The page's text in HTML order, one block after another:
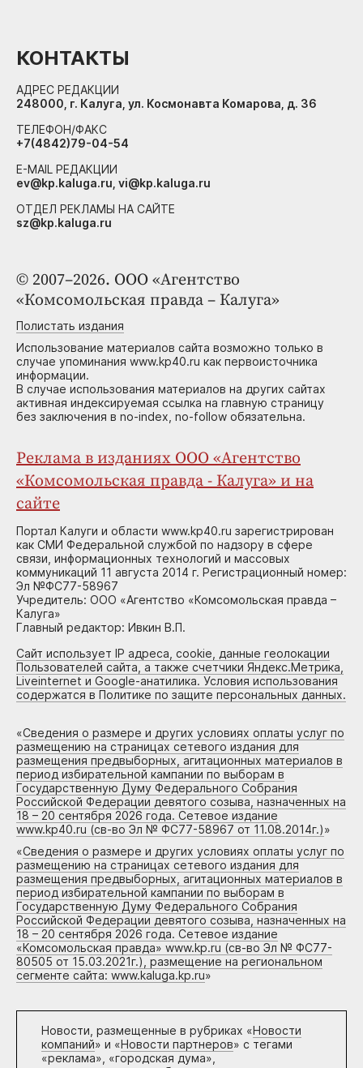
© 2007–2026. ООО «Агентство
«Комсомольская правда – Калуга»
Полистать издания
Использование материалов сайта возможно только в
случае упоминания www.kp40.ru как первоисточника
информации.
В случае использования материалов на других сайтах
активная индексируемая ссылка на главную страницу
без заключения в no-index, no-follow обязательна.
Реклама в изданиях ООО «Агентство
«Комсомольская правда - Калуга» и на
сайте
Портал Калуги и области www.kp40.ru зарегистрирован
как СМИ Федеральной службой по надзору в сфере
связи, информационных технологий и массовых
коммуникаций 11 августа 2014 г. Регистрационный номер:
Эл №ФС77-58967
Учредитель: ООО «Агентство «Комсомольская правда –
Калуга»
Главный редактор: Ивкин В.П.
Сайт использует IP адреса, cookie, данные геолокации
Пользователей сайта, а также счетчики Яндекс.Метрика,
Liveinternet и Google-анатилика. Условия использования
содержатся в Политике по защите персональных данных.
«Сведения о размере и других условиях оплаты услуг по
размещению на страницах сетевого издания для
размещения предвыборных, агитационных материалов в
период избирательной кампании по выборам в
Государственную Думу Федерального Собрания
Российской Федерации девятого созыва, назначенных на
18 – 20 сентября 2026 года. Сетевое издание
www.kp40.ru (св-во Эл № ФС77-58967 от 11.08.2014г.)»
«Сведения о размере и других условиях оплаты услуг по
размещению на страницах сетевого издания для
размещения предвыборных, агитационных материалов в
период избирательной кампании по выборам в
Государственную Думу Федерального Собрания
Российской Федерации девятого созыва, назначенных на
18 – 20 сентября 2026 года. Сетевое издание
«Комсомольская правда» www.kp.ru (св-во Эл № ФС77-
80505 от 15.03.2021г.), размещение на региональном
сегменте сайта: www.kaluga.kp.ru»
Новости, размещенные в рубриках «Новости
компаний» и «Новости партнеров» с тегами
«реклама», «городская дума»,
КОНТАКТЫ
АДРЕС РЕДАКЦИИ
248000, г. Калуга, ул. Космонавта Комарова, д. 36
ТЕЛЕФОН/ФАКС
+7(4842)79-04-54
E-MAIL РЕДАКЦИИ
ev@kp.kaluga.ru, vi@kp.kaluga.ru
ОТДЕЛ РЕКЛАМЫ НА САЙТЕ
sz@kp.kaluga.ru